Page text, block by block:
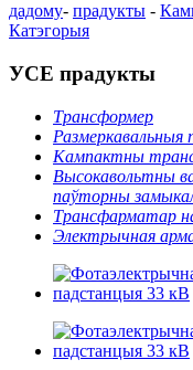
дадому- прадукты -
Катэгорыя
УСЕ прадукты
Трансформер
Размеркавальныя
Кампактны
Высокавольтны
паўторны
Трансфарматар
Электрычная